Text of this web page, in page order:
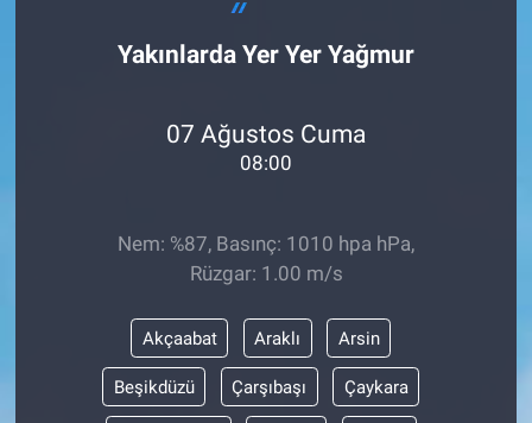
Yakınlarda Yer Yer Yağmur
07 Ağustos Cuma
08:00
Nem: %87, Basınç: 1010 hpa hPa,
Rüzgar: 1.00 m/s
Akçaabat Araklı Arsin
Beşikdüzü Çarşıbaşı Çaykara